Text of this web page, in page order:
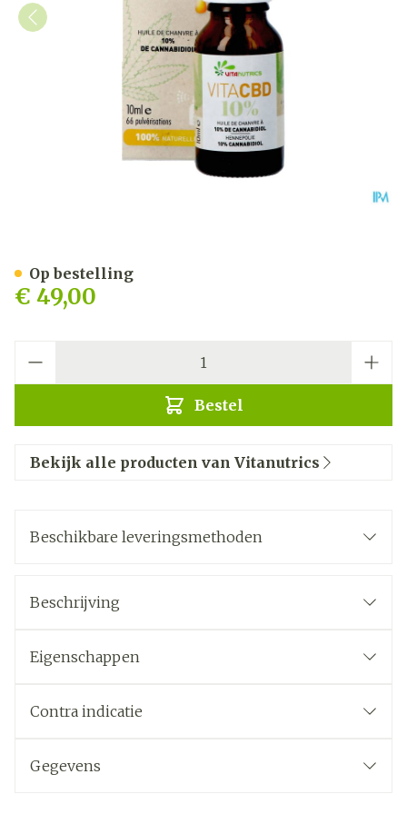
€ 49,00
Bestel
Op bestelling
Bekijk alle producten van Vitanutrics
Beschikbare leveringsmethoden
Beschrijving
Eigenschappen
Contra indicatie
Gegevens